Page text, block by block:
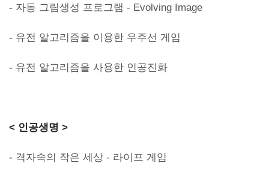
- 자동 그림생성 프로그램 - Evolving Image
- 유전 알고리즘을 이용한 우주선 게임
- 유전 알고리즘을 사용한 인공진화
< 인공생명 >
- 격자속의 작은 세상 - 라이프 게임